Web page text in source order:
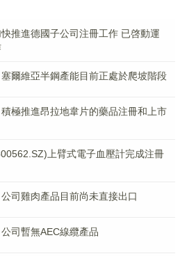
推進德國子公司注冊工作 已啓動運
爾維亞半鋼產能目前正處於爬坡階段
極推進昂拉地韋片的藥品注冊和上市
上臂式電子血壓計完成注冊
司雞肉產品目前尚未直接出口
司暫無AEC線纜產品